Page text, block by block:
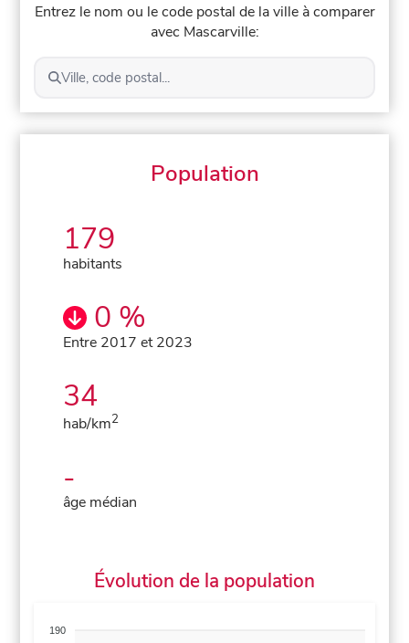
Entrez le nom ou le code postal de la ville à comparer
avec Mascarville:
Ville, code postal...
Population
179
habitants
0 %
Entre 2017 et 2023
34
hab/km2
-
âge médian
Évolution de la population
190